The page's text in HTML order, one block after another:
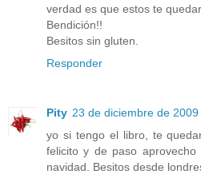
verdad es que estos te
Bendición!!
Besitos sin gluten.
Responder
Pity 23 de diciembre de
yo si tengo el libro, te
felicito y de paso
navidad. Besitos desde